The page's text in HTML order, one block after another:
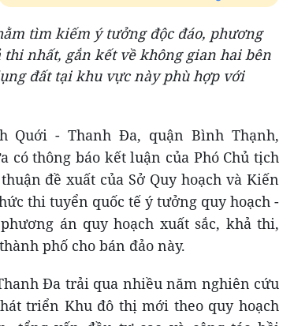
tìm kiếm ý tưởng độc đáo, phương
nhất, gắn kết về không gian hai bên
đất tại khu vực này phù hợp với
Quới - Thanh Đa, quận Bình Thạnh,
có thông báo kết luận của Phó Chủ tịch
đề xuất của Sở Quy hoạch và Kiến
thi tuyển quốc tế ý tưởng quy hoạch -
án quy hoạch xuất sắc, khả thi,
phố cho bán đảo này.
Đa trải qua nhiều năm nghiên cứu
triển Khu đô thị mới theo quy hoạch